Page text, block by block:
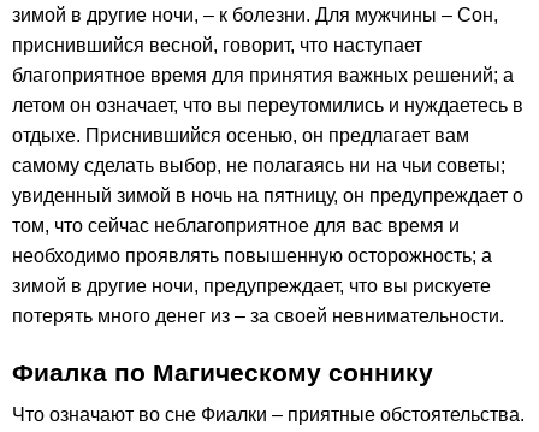
зимой в другие ночи, – к болезни. Для мужчины – Сон,
приснившийся весной, говорит, что наступает
благоприятное время для принятия важных решений; а
летом он означает, что вы переутомились и нуждаетесь в
отдыхе. Приснившийся осенью, он предлагает вам
самому сделать выбор, не полагаясь ни на чьи советы;
увиденный зимой в ночь на пятницу, он предупреждает о
том, что сейчас неблагоприятное для вас время и
необходимо проявлять повышенную осторожность; а
зимой в другие ночи, предупреждает, что вы рискуете
потерять много денег из – за своей невнимательности.
Фиалка по Магическому соннику
Что означают во сне Фиалки – приятные обстоятельства.